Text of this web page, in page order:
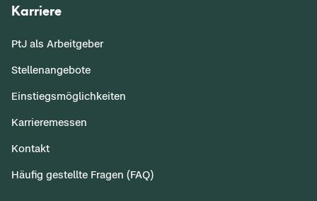
Karriere
PtJ als Arbeitgeber
Stellenangebote
Einstiegsmöglichkeiten
Karrieremessen
Kontakt
Häufig gestellte Fragen (FAQ)